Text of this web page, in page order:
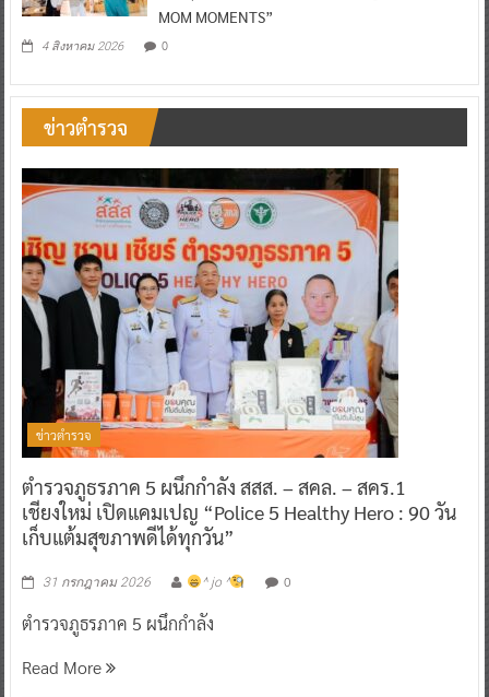
MOM MOMENTS”
4 สิงหาคม 2026 0
ข่าวตำรวจ
ข่าวตำรวจ
ตำรวจภูธรภาค 5 ผนึกกำลัง สสส. – สคล. – สคร.1
เชียงใหม่ เปิดแคมเปญ “Police 5 Healthy Hero : 90 วัน
เก็บแต้มสุขภาพดีได้ทุกวัน”
31 กรกฎาคม 2026 ^ jo ^ 0
ตำรวจภูธรภาค 5 ผนึกกำลัง
Read More